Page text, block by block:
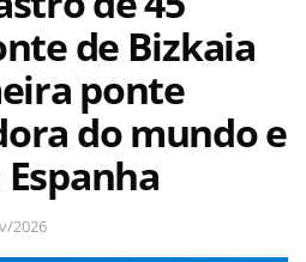
de Bizkaia
ponte
do mundo e
2026